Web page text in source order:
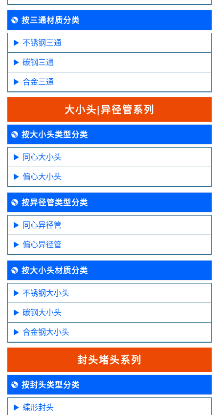
按三通材质分类
不锈钢三通
碳钢三通
合金三通
大小头|异径管系列
按大小头类型分类
同心大小头
偏心大小头
按异径管类型分类
同心异径管
偏心异径管
按大小头材质分类
不锈钢大小头
碳钢大小头
合金钢大小头
封头堵头系列
按封头类型分类
蝶形封头